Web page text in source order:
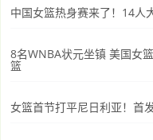
中国女篮热身赛来了！14人
8名WNBA状元坐镇 美国女
篮
女篮首节打平尼日利亚！首